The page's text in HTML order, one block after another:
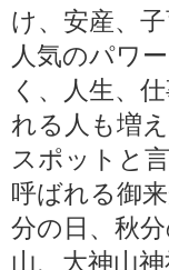
け、安産、
人気のパワ
く、人生、
れる人も増
スポットと
呼ばれる御
分の日、秋
山、大神山